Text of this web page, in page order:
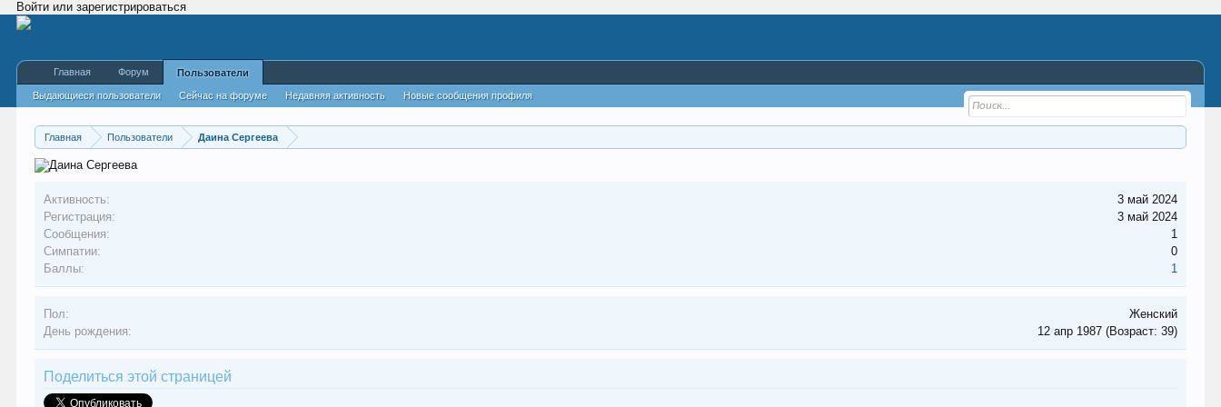
Войти или зарегистрироваться
Главная Пользователи Даина Сергеева
Активность:
3 май 2024
Регистрация:
3 май 2024
Сообщения:
1
Симпатии:
0
Баллы:
1
Пол:
Женский
День рождения:
12 апр 1987 (Возраст: 39)
Поделиться этой страницей
Главная Форум Пользователи
Выдающиеся пользователи Сейчас на форуме Недавняя активность Новые сообщения профиля